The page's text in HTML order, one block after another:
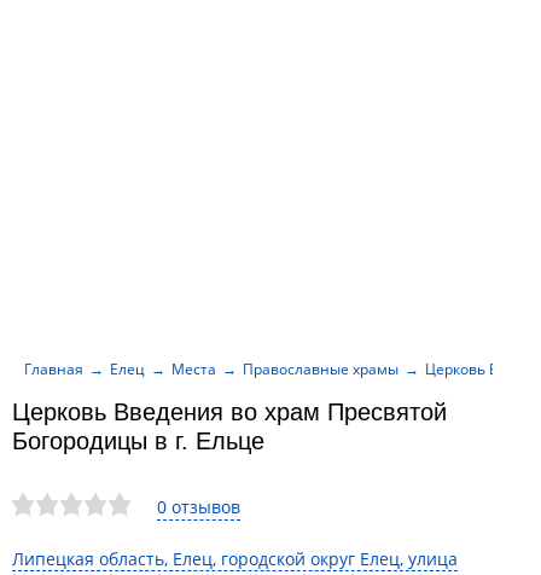
0 отзывов
Липецкая область, Елец, городской округ Елец, улица
Церковь Введения во храм Пресвятой
Богородицы в г. Ельце
Главная Елец Места Православные храмы Церковь